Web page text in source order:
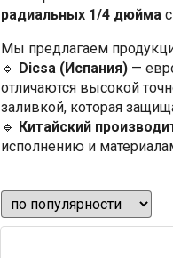
радиальных 1/4 дюймас
Мы предлагаем
🔹 Dicsa (Испания)—
отличаются высокой
заливкой, которая
🔹 Китайский
исполнению и